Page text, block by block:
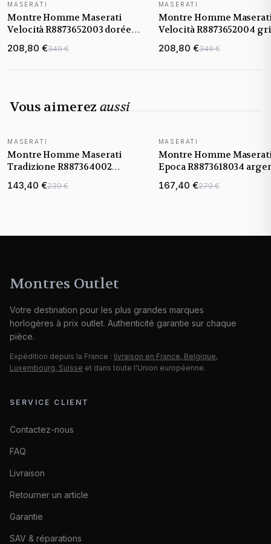
NOUVEAUTÉ
MASERATI
Montre Homme Maserati
Velocità R8873652003 dorée
bracelet maillons acier
208,80 €349 €
NOUVEAUTÉ
MASERATI
Montre Homme
Velocità R8873652004
bracelet maillons acier
208,80 €349 €
Vous aimerez aussi
MASERATI
Montre Homme Maserati
Tradizione R887364002
143,40 €239 €
NOUVEAUTÉ
MASERATI
Montre Homme
Epoca R8873618034
167,40 €279 €
Montres Outlet
Votre destination pour les plus grandes marques
horlogères à prix outlet. Authenticité garantie sur chaque
pièce.
Expédition depuis la France : livraison en France, Belgique,
Luxembourg, Suisse et dans toute l'Union européenne.
SERVICE CLIENT
Contactez-nous
FAQ
Livraison
Retourner un article
Garantie
SAV & réparations